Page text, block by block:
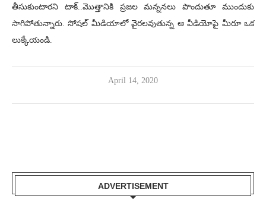
తీసుకుంటారని టాక్..మొత్తానికి ప్రజల మన్ననలు పొందుతూ ముందుకు
సాగిపోతున్నారు. సోషల్ మీడియాలో వైరలవుతున్న ఆ వీడియోపై మీరూ ఒక
లుక్కేయండి.
April 14, 2020
ADVERTISEMENT